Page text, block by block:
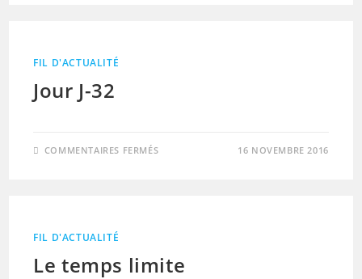
FIL D'ACTUALITÉ
Jour J-32
COMMENTAIRES FERMÉSSUR 16 NOVEMBRE 2016
FIL D'ACTUALITÉ
Le temps limite